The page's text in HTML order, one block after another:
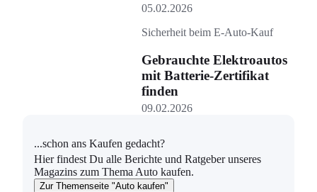
05.02.2026
Sicherheit beim E-Auto-Kauf
Gebrauchte Elektroautos
mit Batterie-Zertifikat
finden
09.02.2026
...schon ans Kaufen gedacht?
Hier findest Du alle Berichte und Ratgeber unseres
Magazins zum Thema Auto kaufen.
Zur Themenseite "Auto kaufen"